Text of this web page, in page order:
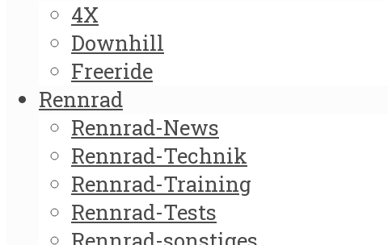
4X
Downhill
Freeride
Rennrad
Rennrad-News
Rennrad-Technik
Rennrad-Training
Rennrad-Tests